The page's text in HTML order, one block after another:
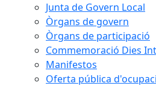
Junta de Govern Local
Òrgans de govern
Òrgans de participació
Commemoració Dies
Manifestos
Oferta pública